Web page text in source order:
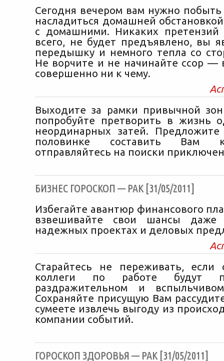
Сегодня вечером вам нужно побыть
насладиться домашней
с домашними. Никаких претензий
всего, не будет предъявлено, вы
передышку и немного тепла со
Не ворчите и не начинайте ссор —
совершенно ни к чему.
Выходите за рамки привычной
попробуйте претворить в жизнь
неординарных затей. Предложите
половинке составить Вам
отправляйтесь на поиски
БИЗНЕС ГОРОСКОП — РАК [31/05/2011]
Избегайте авантюр финансового
взвешивайте свои шансы даже
надежных проектах и деловых
Старайтесь не переживать, если
коллеги по работе будут
раздражительном и
Сохраняйте присущую Вам
сумеете извлечь выгоду из
компании событий.
ГОРОСКОП ЗДОРОВЬЯ — РАК [31/05/2011]